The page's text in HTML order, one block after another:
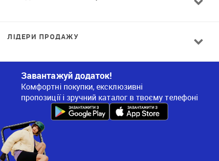
ЛІДЕРИ ПРОДАЖУ
Завантажуй додаток!
Комфортні покупки, ексклюзивні
пропозиції і зручний каталог в твоєму телефоні